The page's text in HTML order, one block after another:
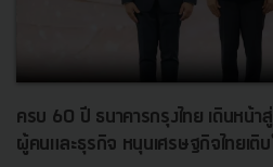
ครบ 60 ปี ธนาคารกรุงไทย เดินหน้า
ผู้คนและธุรกิจ หนุนเศรษฐกิจไทยเติ